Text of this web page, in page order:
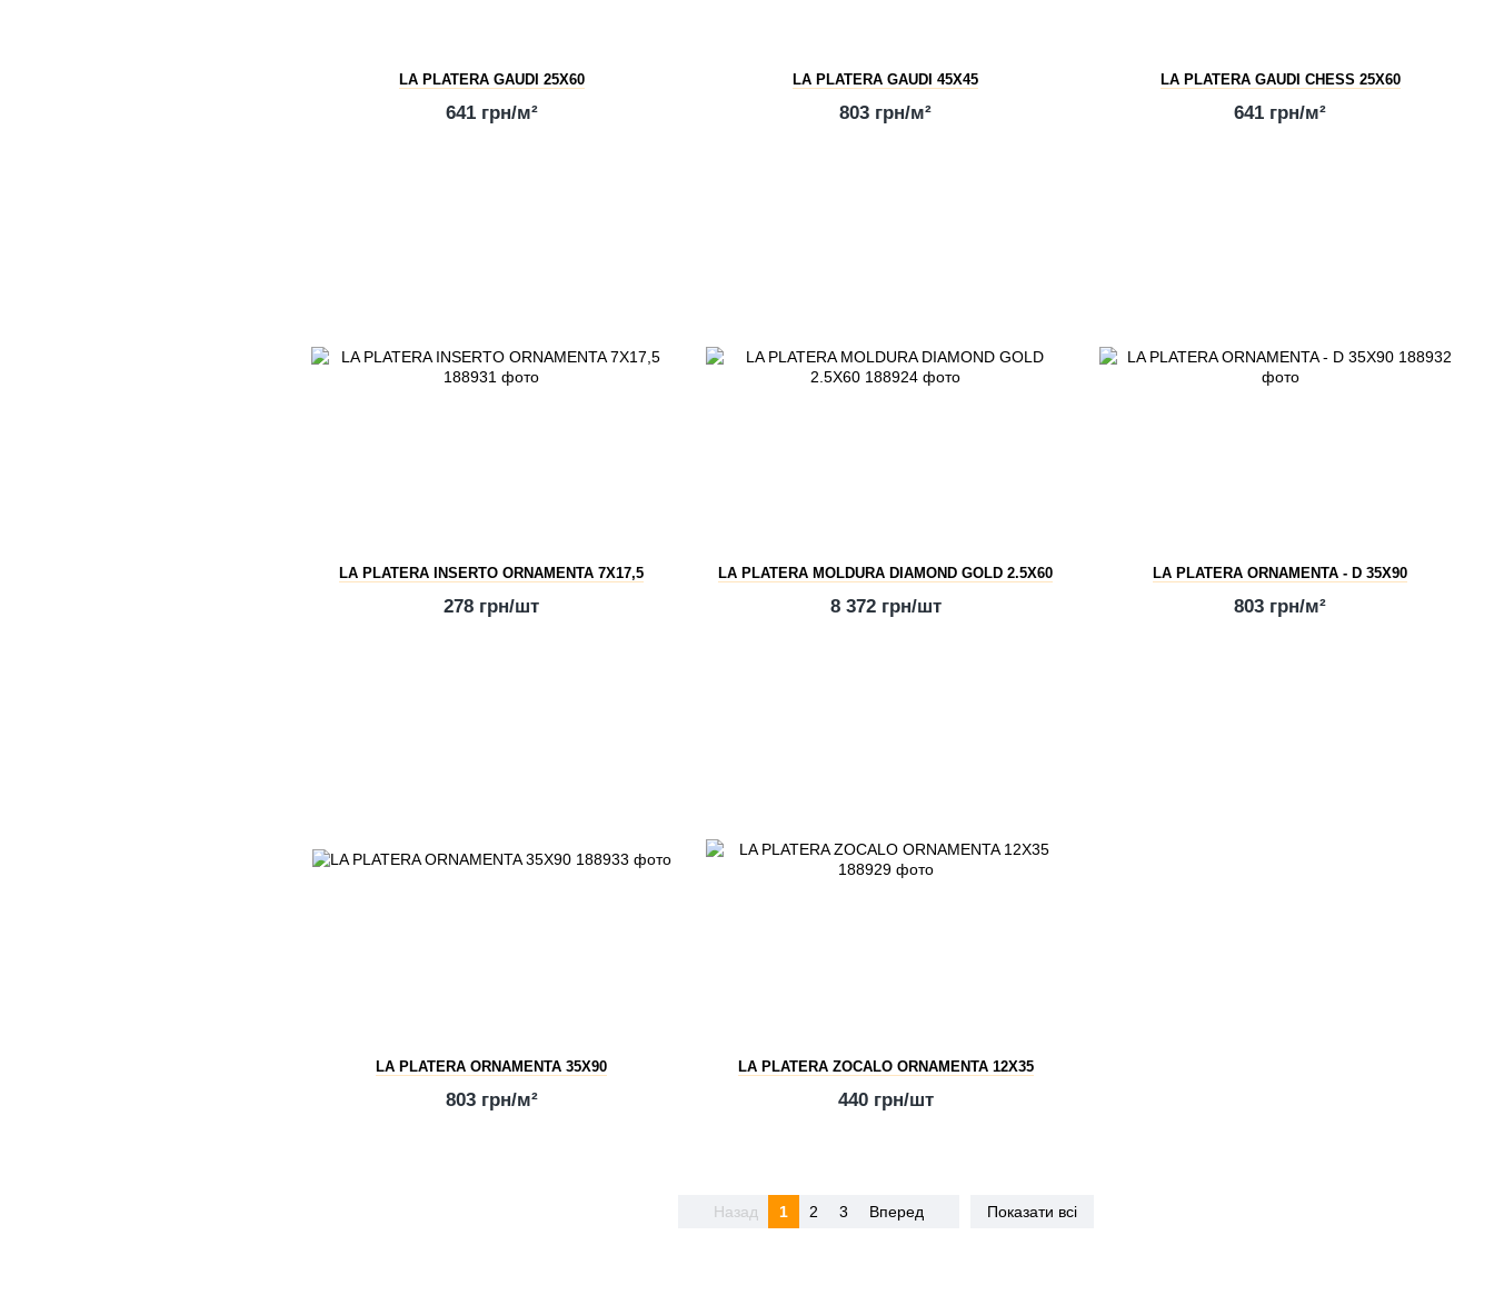
LA PLATERA GAUDI 25X60
641 грн/м²
LA PLATERA GAUDI 45X45
803 грн/м²
LA PLATERA GAUDI CHESS 25X60
641 грн/м²
LA PLATERA INSERTO ORNAMENTA 7X17,5
278 грн/шт
LA PLATERA MOLDURA DIAMOND GOLD 2.5X60
8 372 грн/шт
LA PLATERA ORNAMENTA - D 35X90
803 грн/м²
LA PLATERA ORNAMENTA 35X90
803 грн/м²
LA PLATERA ZOCALO ORNAMENTA 12X35
440 грн/шт
Назад 1 2 3 Вперед Показати всі